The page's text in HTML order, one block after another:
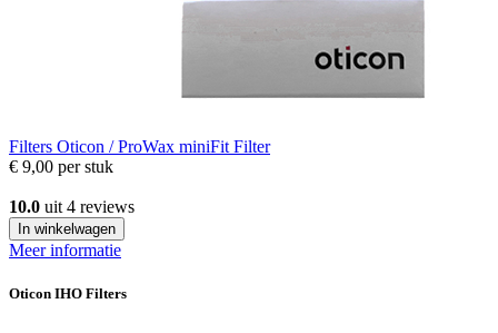
Filters Oticon / ProWax miniFit Filter
€ 9,00 per stuk
10.0 uit 4 reviews
In winkelwagen
Meer informatie
Oticon IHO Filters